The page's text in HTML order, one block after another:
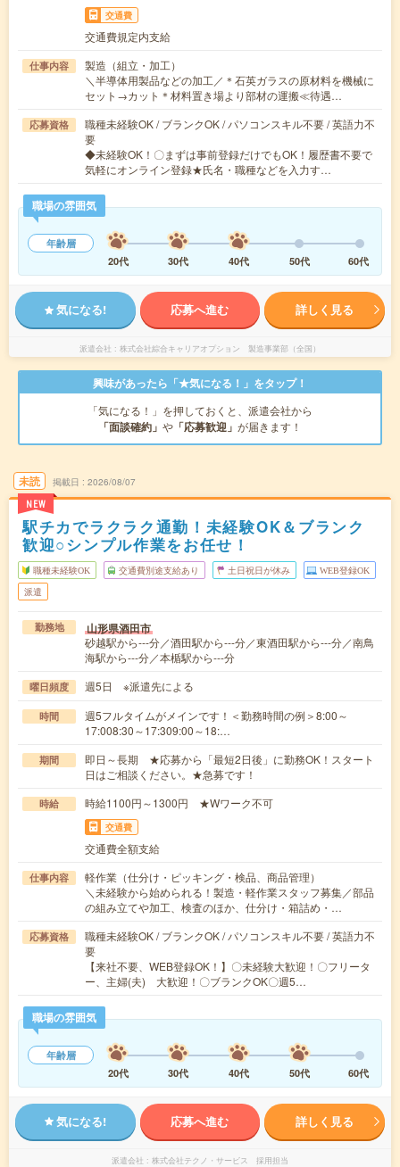
交通費
交通費規定内支給
仕事内容
製造（組立・加工）
＼半導体用製品などの加工／＊石英ガラスの原材料を機械に
セット→カット＊材料置き場より部材の運搬≪待遇…
応募資格
職種未経験OK / ブランクOK / パソコンスキル不要 / 英語力不
要
◆未経験OK！〇まずは事前登録だけでもOK！履歴書不要で
気軽にオンライン登録★氏名・職種などを入力す…
職場の雰囲気
年齢層
20代
30代 40代 50代 60代
気になる! 応募へ進む 詳しく見る
派遣会社 株式会社綜合キャリアオプション 製造事業部（全国）
興味があったら「★気になる！」をタップ！
「気になる！」を押しておくと、派遣会社から
「面談確約」 や 「応募歓迎」 が届きます！
未読
NEW
掲載日 2026/08/07
駅チカでラクラク通勤！未経験OK＆ブランク
歓迎○シンプル作業をお任せ！
職種未経験OK 交通費別途支給あり 土日祝日が休み WEB登録OK
派遣
勤務地 山形県酒田市
砂越駅から---分／酒田駅から---分／東酒田駅から---分／南鳥
海駅から---分／本楯駅から---分
曜日頻度 週5日 ※派遣先による
時間
週5フルタイムがメインです！＜勤務時間の例＞8:00～
17:008:30～17:309:00～18:…
期間
即日～長期 ★応募から「最短2日後」に勤務OK！スタート
日はご相談ください。★急募です！
時給 時給1100円～1300円 ★Wワーク不可
交通費
交通費全額支給
仕事内容
軽作業（仕分け・ピッキング・検品、商品管理）
＼未経験から始められる！製造・軽作業スタッフ募集／部品
の組み立てや加工、検査のほか、仕分け・箱詰め・…
応募資格
職種未経験OK / ブランクOK / パソコンスキル不要 / 英語力不
要
【来社不要、WEB登録OK！】〇未経験大歓迎！〇フリータ
ー、主婦(夫) 大歓迎！〇ブランクOK〇週5…
職場の雰囲気
年齢層
20代
30代 40代 50代 60代
気になる! 応募へ進む 詳しく見る
派遣会社 株式会社テクノ・サービス 採用担当